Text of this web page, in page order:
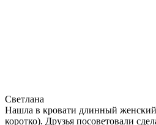
Светлана
Нашла в кровати длинный женский
коротко). Друзья посоветовали